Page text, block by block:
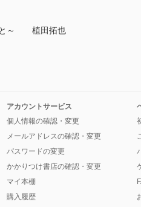
と～ 植田拓也
アカウントサービス
個人情報の確認・変更
メールアドレスの確認・変更
パスワードの変更
かかりつけ書店の確認・変更
マイ本棚
購入履歴